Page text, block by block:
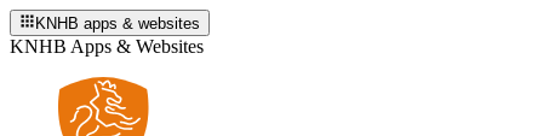
KNHB apps & websites
KNHB Apps & Websites